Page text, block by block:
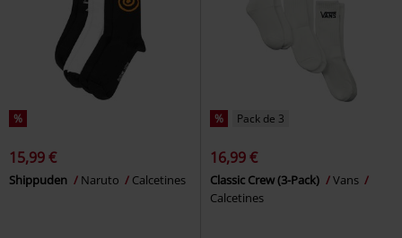
%
15,99 €
Shippuden Naruto Calcetines
% Pack de 3
16,99 €
Classic Crew (3-Pack)
Vans
Calcetines